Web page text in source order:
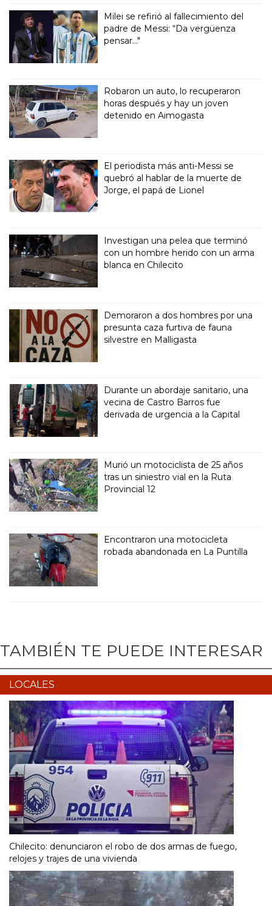
Milei se refirió al fallecimiento del
padre de Messi: “Da vergüenza
pensar..."
Robaron un auto, lo recuperaron
horas después y hay un joven
detenido en Aimogasta
El periodista más anti-Messi se
quebró al hablar de la muerte de
Jorge, el papá de Lionel
Investigan una pelea que terminó
con un hombre herido con un arma
blanca en Chilecito
Demoraron a dos hombres por una
presunta caza furtiva de fauna
silvestre en Malligasta
Durante un abordaje sanitario, una
vecina de Castro Barros fue
derivada de urgencia a la Capital
Murió un motociclista de 25 años
tras un siniestro vial en la Ruta
Provincial 12
Encontraron una motocicleta
robada abandonada en La Puntilla
TAMBIÉN TE PUEDE INTERESAR
LOCALES
Chilecito: denunciaron el robo de dos armas de fuego,
relojes y trajes de una vivienda